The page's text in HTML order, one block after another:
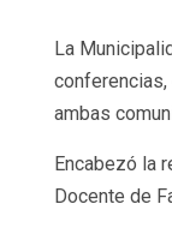
La
ambas
Encabezó la
Docente de